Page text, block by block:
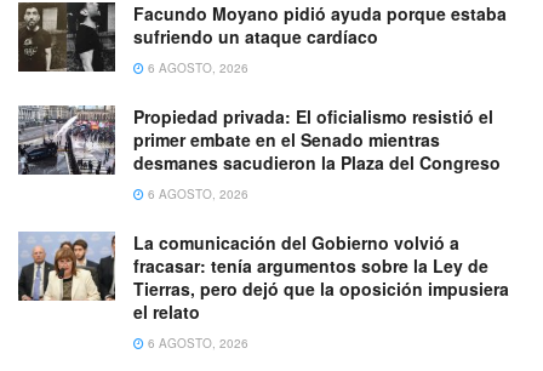
Facundo Moyano pidió ayuda porque estaba
sufriendo un ataque cardíaco
6 AGOSTO, 2026
Propiedad privada: El oficialismo resistió el
primer embate en el Senado mientras
desmanes sacudieron la Plaza del Congreso
6 AGOSTO, 2026
La comunicación del Gobierno volvió a
fracasar: tenía argumentos sobre la Ley de
Tierras, pero dejó que la oposición impusiera
el relato
6 AGOSTO, 2026